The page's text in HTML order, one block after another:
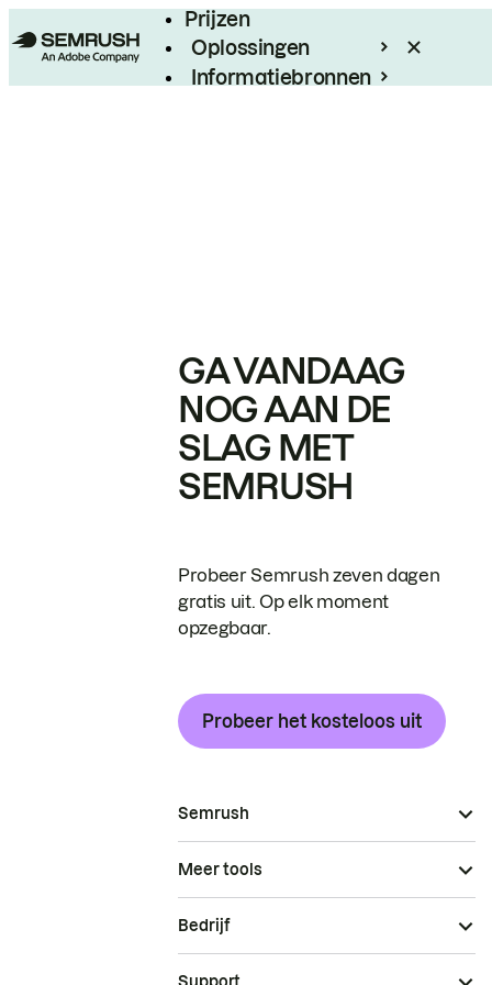
Prijzen
Oplossingen
Informatiebronnen
GA VANDAAG
NOG AAN DE
SLAG MET
SEMRUSH
Probeer Semrush zeven dagen
gratis uit. Op elk moment
opzegbaar.
Probeer het kosteloos uit
Semrush
Meer tools
Bedrijf